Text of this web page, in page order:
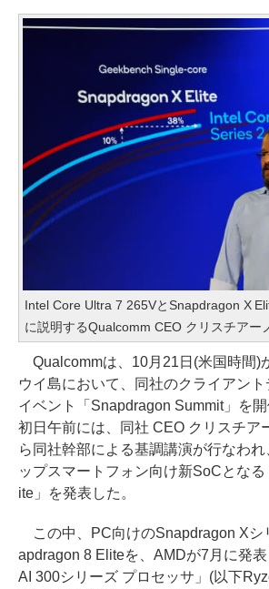
Intel Core Ultra 7 265VとSnapdragon X
に説明するQualcomm CEO クリスチアー
Qualcommは、10月21日(米国時間)
ウイ島において、同社のクライアン
イベント「Snapdragon Summit」を
初日午前には、同社 CEO クリスチア
ら同社幹部による基調講演が行なわ
ップスマートフォン向け新SoCとなる
ite」を発表した。
この中、PC向けのSnapdragon Xシ
apdragon 8 Eliteを、AMDが7月に発
AI 300シリーズ プロセッサ」(以下